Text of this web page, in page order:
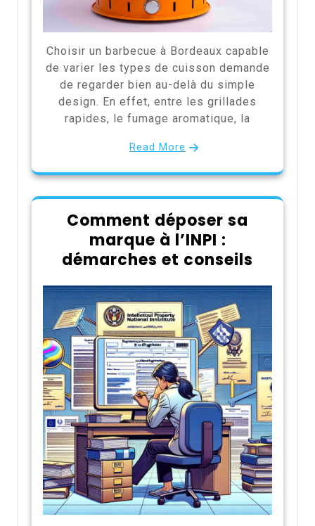
Choisir un barbecue à Bordeaux capable
de varier les types de cuisson demande
de regarder bien au-delà du simple
design. En effet, entre les grillades
rapides, le fumage aromatique, la
Read More
Comment déposer sa
marque à l’INPI :
démarches et conseils